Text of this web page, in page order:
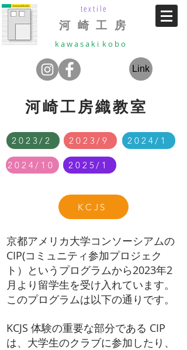
textile
河 崎 工 房
k a w a s a k i k o b o
Link
河崎工房織教室
2023/2 2023/9 2024/1
2024/10 2025/1
KCJS
​​京都アメリカ大学コンソーシアムの
CIP(コミュニティ参加プロジェク
ト）というプログラムから2023年2
月より留学生を受け入れています。
このプログラムは以下の通りです。
KCJS 体験の重要な部分である CIP
は、大学生のクラブに参加したり、